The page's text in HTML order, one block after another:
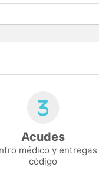
Acudes
médico y entregas
código